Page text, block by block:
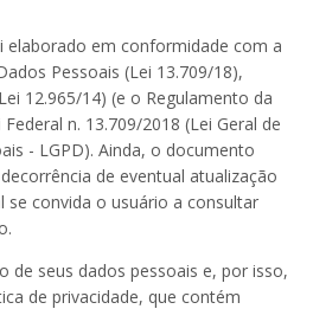
em conformidade com a
Pessoais (Lei 13.709/18),
12.965/14) (e o Regulamento da
n. 13.709/2018 (Lei Geral de
- LGPD). Ainda, o documento
de eventual atualização
se convida o usuário a consultar
de seus dados pessoais e, por isso,
de privacidade, que contém